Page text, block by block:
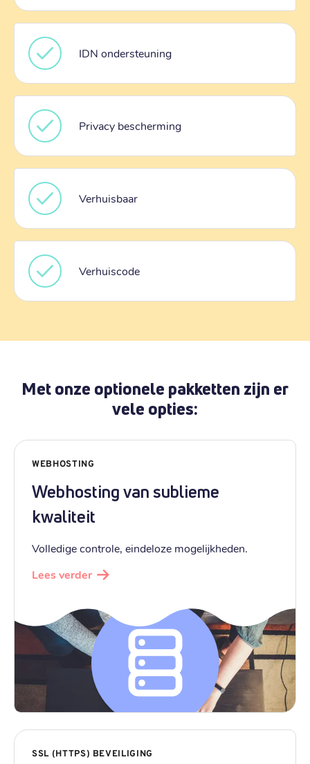
IDN ondersteuning
Privacy bescherming
Verhuisbaar
Verhuiscode
Met onze optionele pakketten zijn er
vele opties:
WEBHOSTING
Webhosting van sublieme
kwaliteit
Volledige controle, eindeloze mogelijkheden.
Lees verder
SSL (HTTPS) BEVEILIGING